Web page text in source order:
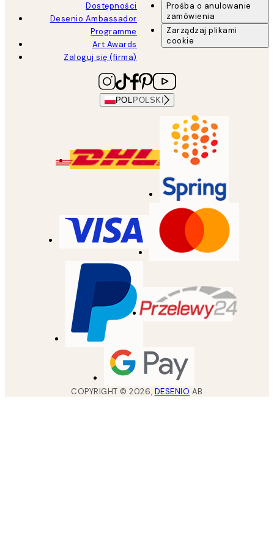
Dostępności
Desenio Ambassador
Programme
Art Awards
Zaloguj się (firma)
Prośba o anulowanie
zamówienia
Zarządzaj plikami
cookie
POL POLSKI
COPYRIGHT ©2026, DESENIO AB